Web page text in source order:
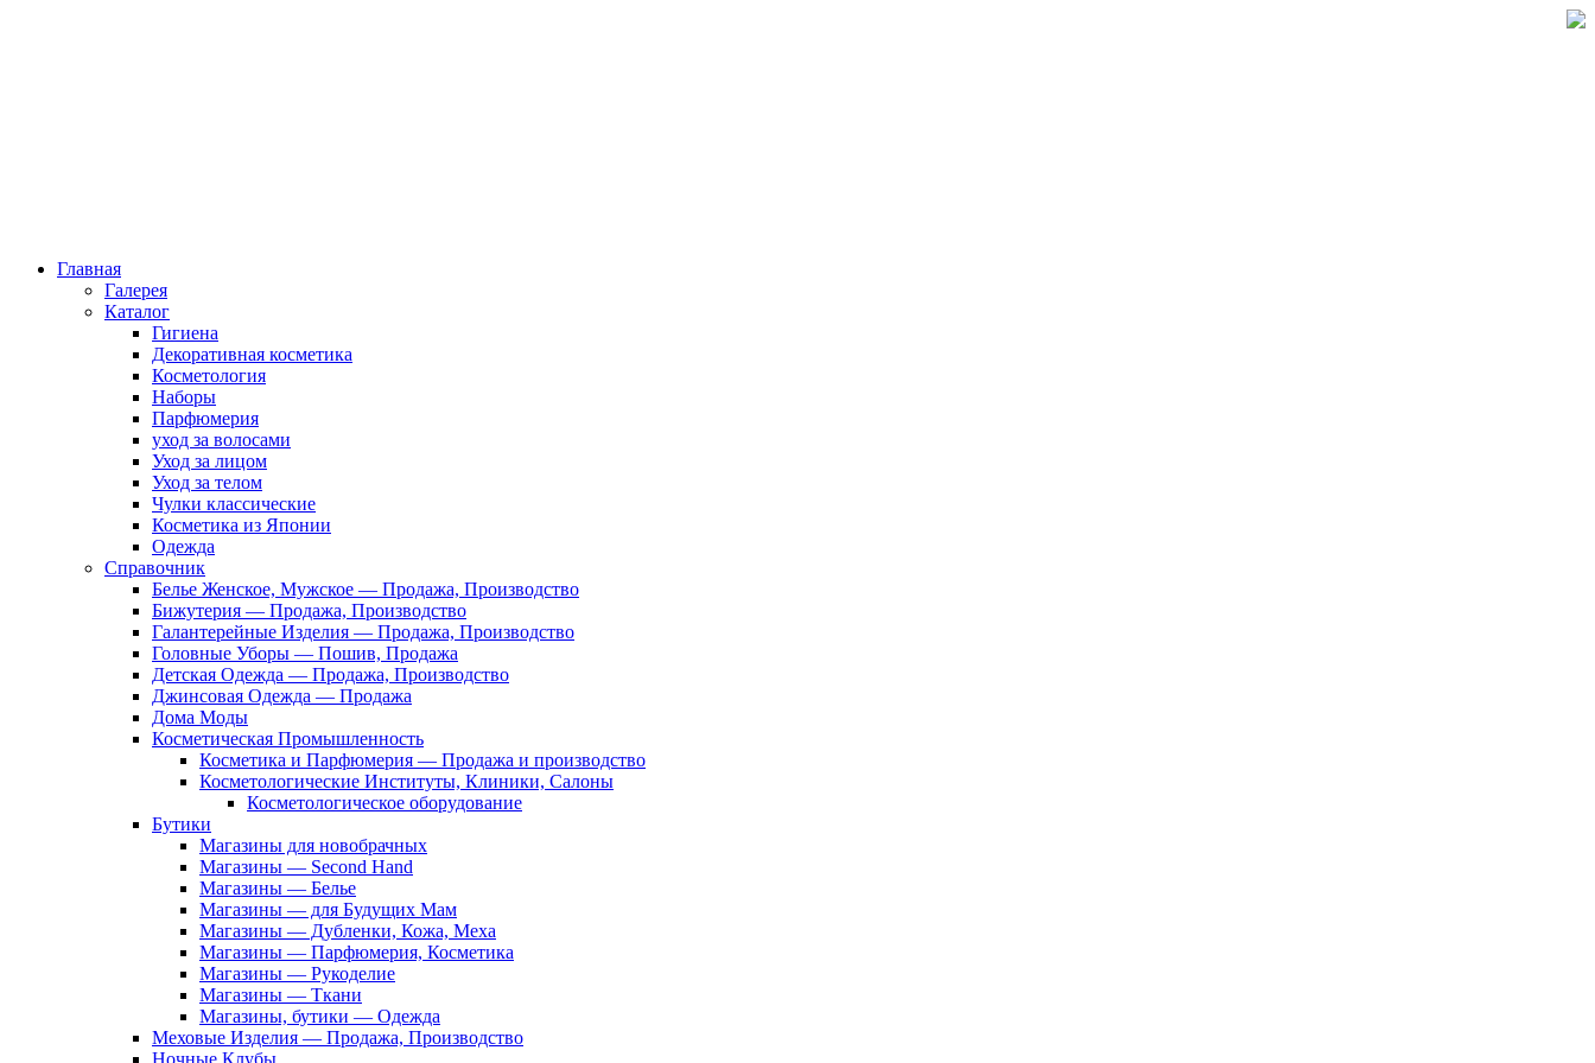
Главная
Галерея
Каталог
Гигиена
Декоративная косметика
Косметология
Наборы
Парфюмерия
уход за волосами
Уход за лицом
Уход за телом
Чулки классические
Косметика из Японии
Одежда
Справочник
Белье Женское, Мужское — Продажа, Производство
Бижутерия — Продажа, Производство
Галантерейные Изделия — Продажа, Производство
Головные Уборы — Пошив, Продажа
Детская Одежда — Продажа, Производство
Джинсовая Одежда — Продажа
Дома Моды
Косметическая Промышленность
Косметика и Парфюмерия — Продажа и производство
Косметологические Институты, Клиники, Салоны
Косметологическое оборудование
Бутики
Магазины для новобрачных
Магазины — Second Hand
Магазины — Белье
Магазины — для Будущих Мам
Магазины — Дубленки, Кожа, Меха
Магазины — Парфюмерия, Косметика
Магазины — Рукоделие
Магазины — Ткани
Магазины, бутики — Одежда
Меховые Изделия — Продажа, Производство
Ночные Клубы